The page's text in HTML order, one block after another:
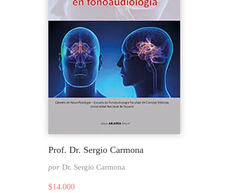
Prof. Dr. Sergio Carmona
por Dr. Sergio Carmona
$14.000